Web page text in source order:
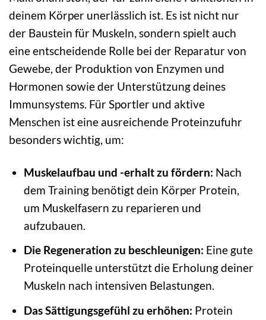
deinem Körper unerlässlich ist. Es ist nicht nur
der Baustein für Muskeln, sondern spielt auch
eine entscheidende Rolle bei der Reparatur von
Gewebe, der Produktion von Enzymen und
Hormonen sowie der Unterstützung deines
Immunsystems. Für Sportler und aktive
Menschen ist eine ausreichende Proteinzufuhr
besonders wichtig, um:
Muskelaufbau und -erhalt zu fördern: Nach
dem Training benötigt dein Körper Protein,
um Muskelfasern zu reparieren und
aufzubauen.
Die Regeneration zu beschleunigen: Eine gute
Proteinquelle unterstützt die Erholung deiner
Muskeln nach intensiven Belastungen.
Das Sättigungsgefühl zu erhöhen: Protein